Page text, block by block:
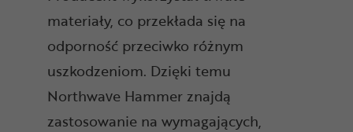
materiały, co przekłada się na
odporność przeciwko różnym
uszkodzeniom. Dzięki temu
Northwave Hammer znajdą
zastosowanie na wymagających,